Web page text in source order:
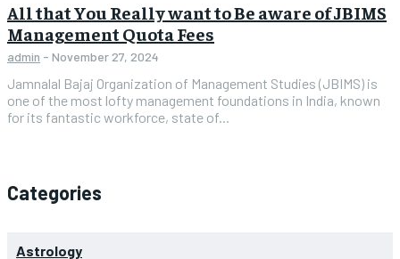
All that You Really want to Be aware of JBIMS
Management Quota Fees
admin - November 27, 2024
Jamnalal Bajaj Organization of Management Studies (JBIMS) is
one of the most lofty management foundations in India, known
for its fantastic workforce, state of...
Categories
Astrology